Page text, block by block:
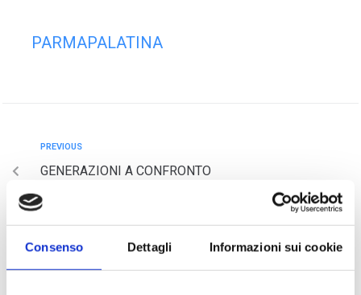
Consenso Dettagli Informazioni sui cookie
PARMAPALATINA
PREVIOUS
GENERAZIONI A CONFRONTO
NEXT